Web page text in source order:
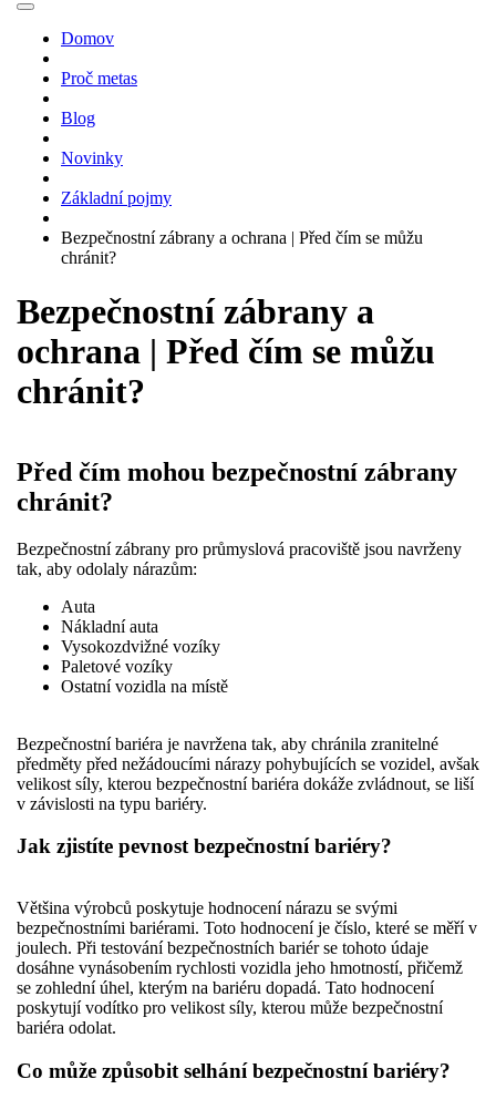
Domov
Proč metas
Blog
Novinky
Základní pojmy
Bezpečnostní zábrany a ochrana | Před čím se můžu
chránit?
Bezpečnostní zábrany a
ochrana | Před čím se můžu
chránit?
Před čím mohou bezpečnostní zábrany
chránit?
Bezpečnostní zábrany pro průmyslová pracoviště jsou navrženy
tak, aby odolaly nárazům:
Auta
Nákladní auta
Vysokozdvižné vozíky
Paletové vozíky
Ostatní vozidla na místě
Bezpečnostní bariéra je navržena tak, aby chránila zranitelné
předměty před nežádoucími nárazy pohybujících se vozidel, avšak
velikost síly, kterou bezpečnostní bariéra dokáže zvládnout, se liší
v závislosti na typu bariéry.
Jak zjistíte pevnost bezpečnostní bariéry?
Většina výrobců poskytuje hodnocení nárazu se svými
bezpečnostními bariérami. Toto hodnocení je číslo, které se měří v
joulech. Při testování bezpečnostních bariér se tohoto údaje
dosáhne vynásobením rychlosti vozidla jeho hmotností, přičemž
se zohlední úhel, kterým na bariéru dopadá. Tato hodnocení
poskytují vodítko pro velikost síly, kterou může bezpečnostní
bariéra odolat.
Co může způsobit selhání bezpečnostní bariéry?